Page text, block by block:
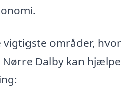
vigtigste områder, hvor
Dalby kan hjælpe